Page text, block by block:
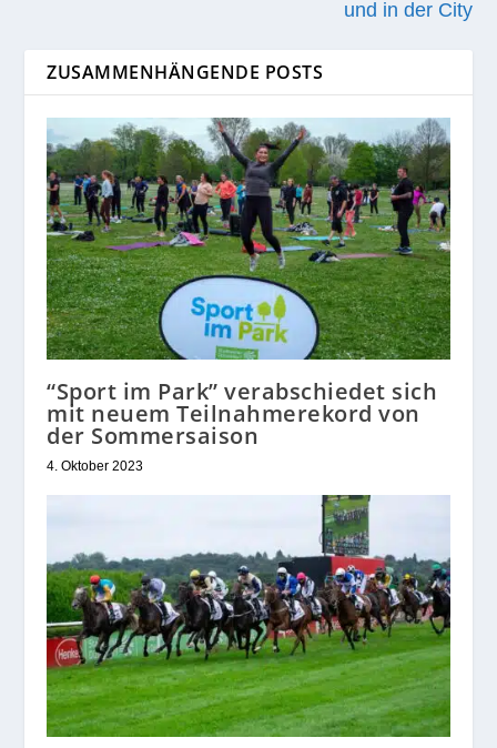
und in der City
ZUSAMMENHÄNGENDE POSTS
“Sport im Park” verabschiedet sich
mit neuem Teilnahmerekord von
der Sommersaison
4. Oktober 2023